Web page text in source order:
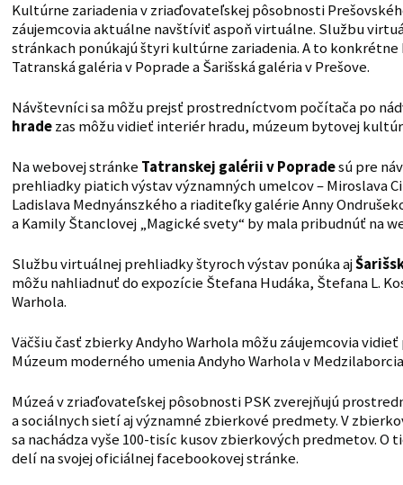
Kultúrne zariadenia v zriaďovateľskej pôsobnosti
záujemcovia aktuálne navštíviť aspoň virtuálne. Službu
stránkach ponúkajú štyri kultúrne zariadenia. A to konkrétne
Tatranská galéria v Poprade a Šarišská galéria v Prešove.
Návštevníci sa môžu prejsť prostredníctvom počítača po
hradezas môžu vidieť interiér hradu, múzeum bytovej
Na webovej stránke Tatranskej galérii v Popradesú pre
prehliadky piatich výstav významných umelcov – Miroslava
Ladislava Mednyánszkého a riaditeľky galérie Anny
a Kamily Štanclovej „Magické svety“ by mala pribudnúť na
Službu virtuálnej prehliadky štyroch výstav ponúka aj
môžu nahliadnuť do expozície Štefana Hudáka, Štefana L.
Warhola.
Väčšiu časť zbierky Andyho Warhola môžu záujemcovia
Múzeum moderného umenia Andyho Warhola v
Múzeá v zriaďovateľskej pôsobnosti PSK zverejňujú
a sociálnych sietí aj významné zbierkové predmety. V
sa nachádza vyše 100-tisíc kusov zbierkových predmetov. O
delí na svojej oficiálnej facebookovej stránke.